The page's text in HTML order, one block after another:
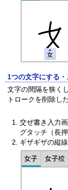
1つの文字にする
文字の間隔を狭く
トロークを削除し
交ぜ書き入力
グタッチ（長
ギザギザの縦